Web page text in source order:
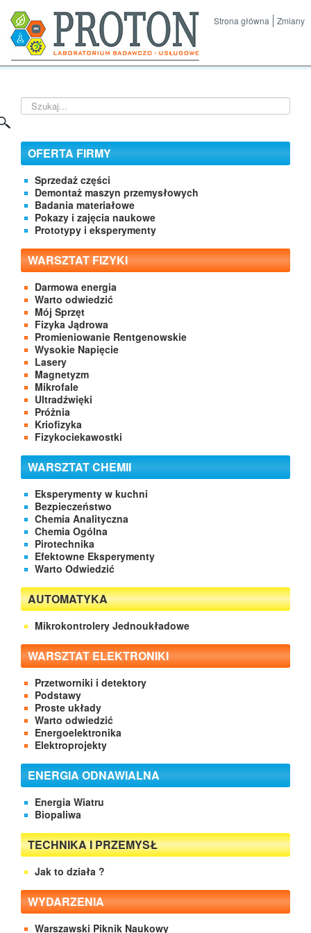
Strona główna Zmiany
Szukaj...
OFERTA FIRMY
Sprzedaż części
Demontaż maszyn przemysłowych
Badania materiałowe
Pokazy i zajęcia naukowe
Prototypy i eksperymenty
WARSZTAT FIZYKI
Darmowa energia
Warto odwiedzić
Mój Sprzęt
Fizyka Jądrowa
Promieniowanie Rentgenowskie
Wysokie Napięcie
Lasery
Magnetyzm
Mikrofale
Ultradźwięki
Próżnia
Kriofizyka
Fizykociekawostki
WARSZTAT CHEMII
Eksperymenty w kuchni
Bezpieczeństwo
Chemia Analityczna
Chemia Ogólna
Pirotechnika
Efektowne Eksperymenty
Warto Odwiedzić
AUTOMATYKA
Mikrokontrolery Jednoukładowe
WARSZTAT ELEKTRONIKI
Przetworniki i detektory
Podstawy
Proste układy
Warto odwiedzić
Energoelektronika
Elektroprojekty
ENERGIA ODNAWIALNA
Energia Wiatru
Biopaliwa
TECHNIKA I PRZEMYSŁ
Jak to działa ?
WYDARZENIA
Warszawski Piknik Naukowy